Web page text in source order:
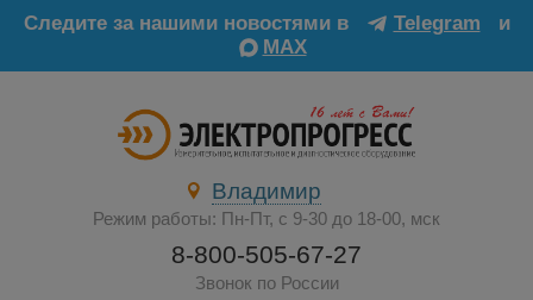
Следите за нашими новостями в Telegram
и
MAX
Владимир
Режим работы: Пн-Пт, с 9-30 до 18-00, мск
8-800-505-67-27
Звонок по России